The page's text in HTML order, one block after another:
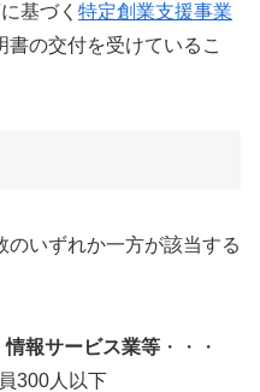
基づく 特定創業支援事業
の交付を受けているこ
いずれか一方が該当する
報サービス業等 ・・・
300人以下